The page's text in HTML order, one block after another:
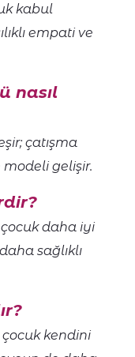
kabul
empati ve
nasıl
çatışma
modeli gelişir.
çocuk daha iyi
sağlıklı
kendini